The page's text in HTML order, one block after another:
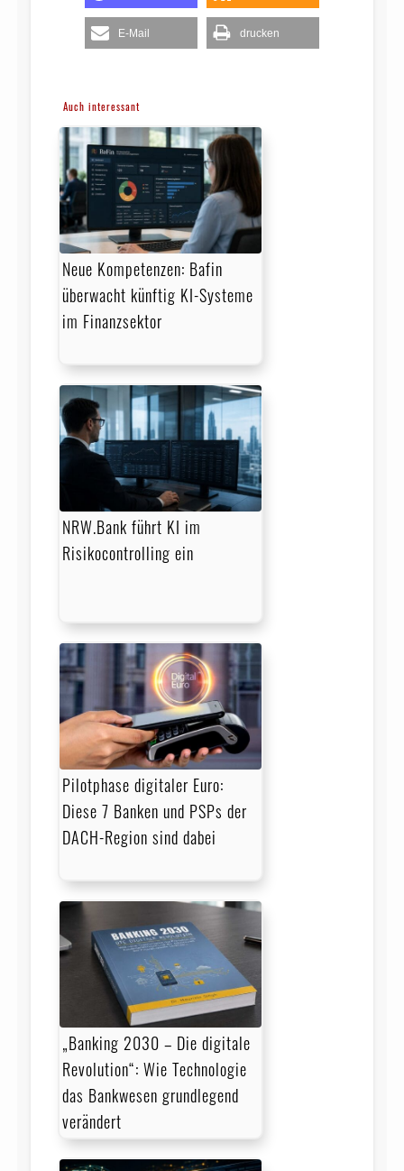
E-Mail drucken
Auch interessant
Neue Kompetenzen: Bafin
überwacht künftig KI-Systeme
im Finanzsektor
NRW.Bank führt KI im
Risikocontrolling ein
Pilotphase digitaler Euro:
Diese 7 Banken und PSPs der
DACH-Region sind dabei
„Banking 2030 – Die digitale
Revolution“: Wie Technologie
das Bankwesen grundlegend
verändert